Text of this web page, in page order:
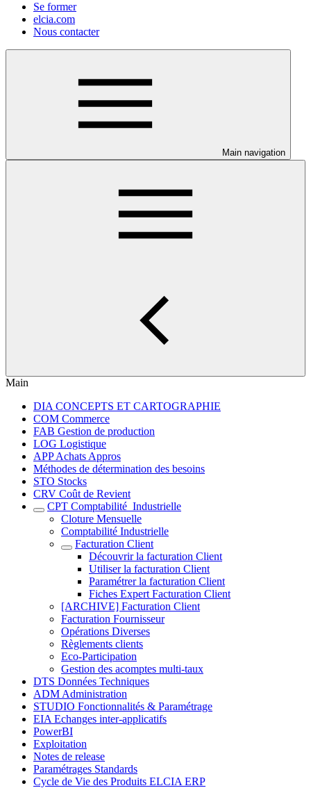
Se former
elcia.com
Nous contacter
Main navigation
Main
DIA CONCEPTS ET CARTOGRAPHIE
COM Commerce
FAB Gestion de production
LOG Logistique
APP Achats Appros
Méthodes de détermination des besoins
STO Stocks
CRV Coût de Revient
CPT Comptabilité_Industrielle
Cloture Mensuelle
Comptabilité Industrielle
Facturation Client
Découvrir la facturation Client
Utiliser la facturation Client
Paramétrer la facturation Client
Fiches Expert Facturation Client
[ARCHIVE] Facturation Client
Facturation Fournisseur
Opérations Diverses
Règlements clients
Eco-Participation
Gestion des acomptes multi-taux
DTS Données Techniques
ADM Administration
STUDIO Fonctionnalités & Paramétrage
EIA Echanges inter-applicatifs
PowerBI
Exploitation
Notes de release
Paramétrages Standards
Cycle de Vie des Produits ELCIA ERP